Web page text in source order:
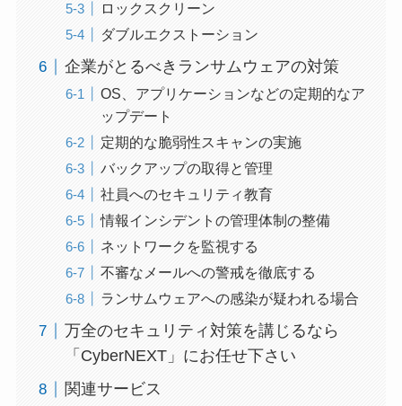
ロックスクリーン
ダブルエクストーション
企業がとるべきランサムウェアの対策
OS、アプリケーションなどの定期的なア
ップデート
定期的な脆弱性スキャンの実施
バックアップの取得と管理
社員へのセキュリティ教育
情報インシデントの管理体制の整備
ネットワークを監視する
不審なメールへの警戒を徹底する
ランサムウェアへの感染が疑われる場合
万全のセキュリティ対策を講じるなら
「CyberNEXT」にお任せ下さい
関連サービス